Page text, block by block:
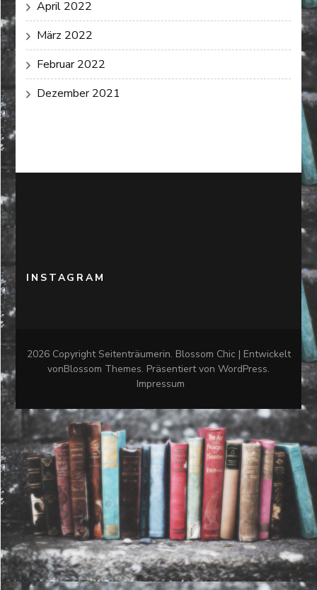
April 2022
März 2022
Februar 2022
Dezember 2021
INSTAGRAM
2026 CopyrightSeitenträumerin. Blossom Chic | Entwickelt
vonBlossom Themes. Präsentiert von WordPress.
Impressum